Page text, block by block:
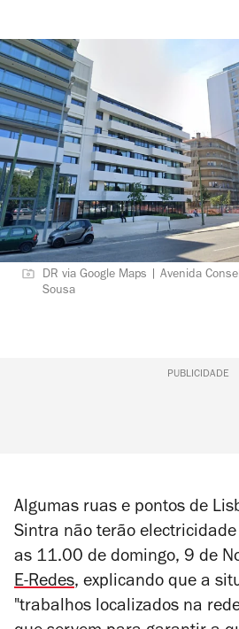
DR via Google Maps | Avenida
Sousa
PUBLICIDADE
Algumas ruas e pontos de
Sintra não terão
as 11.00 de domingo, 9 de
E-Redes, explicando que a
"trabalhos localizados na